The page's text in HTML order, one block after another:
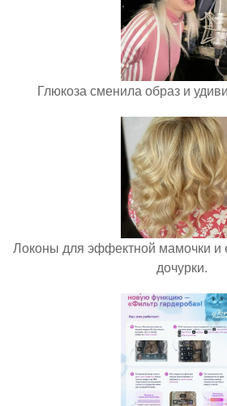
Глюкоза сменила образ и
Локоны для эффектной мамочки и
дочурки.